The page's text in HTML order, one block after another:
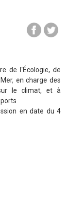
de l'Écologie, de
en charge des
le climat, et à
en date du 4